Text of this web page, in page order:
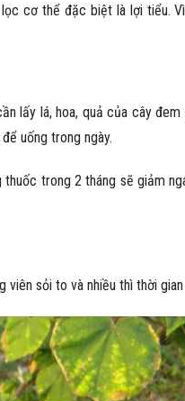
cơ thể đặc biệt là lợi tiểu.
lấy lá, hoa, quả của cây
uống trong ngày.
trong 2 tháng sẽ giảm
viên sỏi to và nhiều thì thời